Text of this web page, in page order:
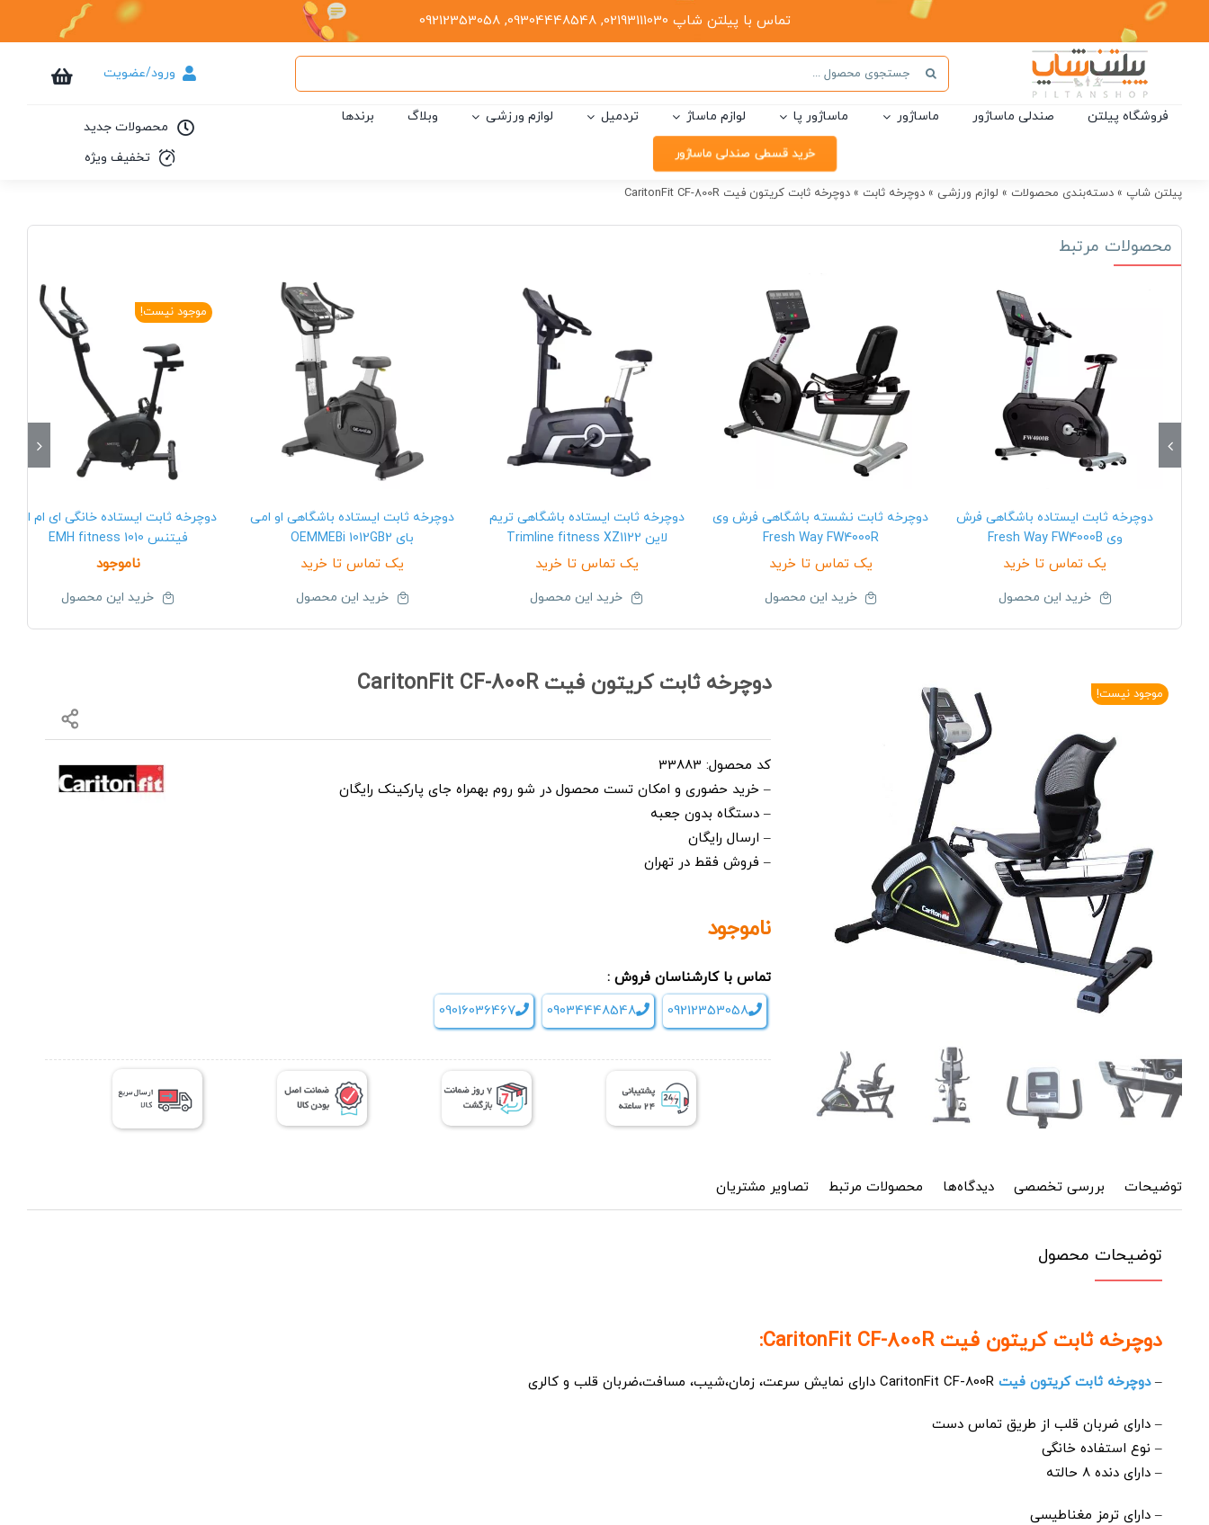
تماس با پیلتن شاپ 02193111030, 09304448548, 09212353058
جستجو
برای:
ورود/عضویت
فروشگاه پیلتن صندلی ماساژور ماساژور ماساژور پا لوازم ماساژ تردمیل لوازم ورزشی وبلاگ برندها
خرید قسطی صندلی ماساژور
محصولات جدید
تخفیف ویژه
پیلتن شاپ » دسته‌بندی محصولات » لوازم ورزشی » دوچرخه ثابت » دوچرخه ثابت کریتون فیت CaritonFit CF-800R
محصولات مرتبط
دوچرخه ثابت ایستاده باشگاهی فرش
وی Fresh Way FW4000B
یک تماس تا خرید
خرید این محصول
دوچرخه ثابت نشسته باشگاهی فرش وی
Fresh Way FW4000R
یک تماس تا خرید
خرید این محصول
دوچرخه ثابت ایستاده باشگاهی تریم
لاین Trimline fitness XZ1122
یک تماس تا خرید
خرید این محصول
دوچرخه ثابت ایستاده باشگاهی او امی
بای OEMMEBi 1012GB2
یک تماس تا خرید
خرید این محصول
موجود نیست!
دوچرخه ثابت ایستاده خانگی ای ام اچ
فیتنس EMH fitness 1010
ناموجود
خرید این محصول
موجود نیست! دوچرخه ثابت کریتون فیت CaritonFit CF-800R
کد محصول: 33883
– خرید حضوری و امکان تست محصول در شو روم بهمراه جای پارکینک رایگان
– دستگاه بدون جعبه
– ارسال رایگان
– فروش فقط در تهران
ناموجود
تماس با کارشناسان فروش :
09212353058
09034448548
09016036467
توضیحات بررسی تخصصی دیدگاه‌ها محصولات مرتبط تصاویر مشتریان
توضیحات محصول
دوچرخه ثابت کریتون فیت CaritonFit CF-800R:
–دوچرخه ثابت کریتون فیت CaritonFit CF-800R دارای نمایش سرعت، زمان،شیب، مسافت،ضربان قلب و کالری
– دارای ضربان قلب از طریق تماس دست
– نوع استفاده خانگی
– دارای دنده 8 حالته
– دارای ترمز مغناطیسی